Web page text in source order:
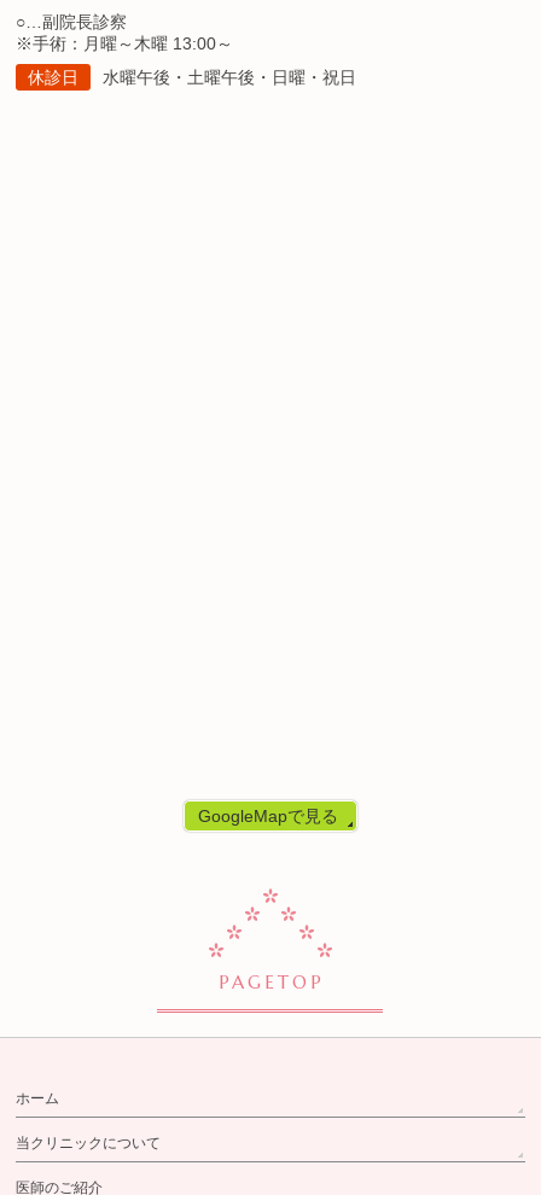
○…副院長診察
※手術：月曜～木曜 13:00～
休診日
水曜午後・土曜午後・日曜・祝日
GoogleMapで見る
PAGETOP
ホーム
当クリニックについて
医師のご紹介